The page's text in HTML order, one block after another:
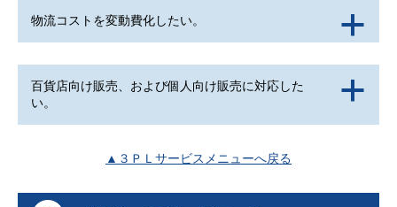
a
物流コストを変動費化したい。
a
百貨店向け販売、および個人向け販売に対応した
い。
▲３ＰＬサービスメニューへ戻る